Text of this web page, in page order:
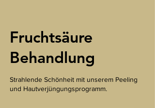
Fruchtsäure
Behandlung
Strahlende Schönheit mit unserem Peeling
und Hautverjüngungsprogramm.